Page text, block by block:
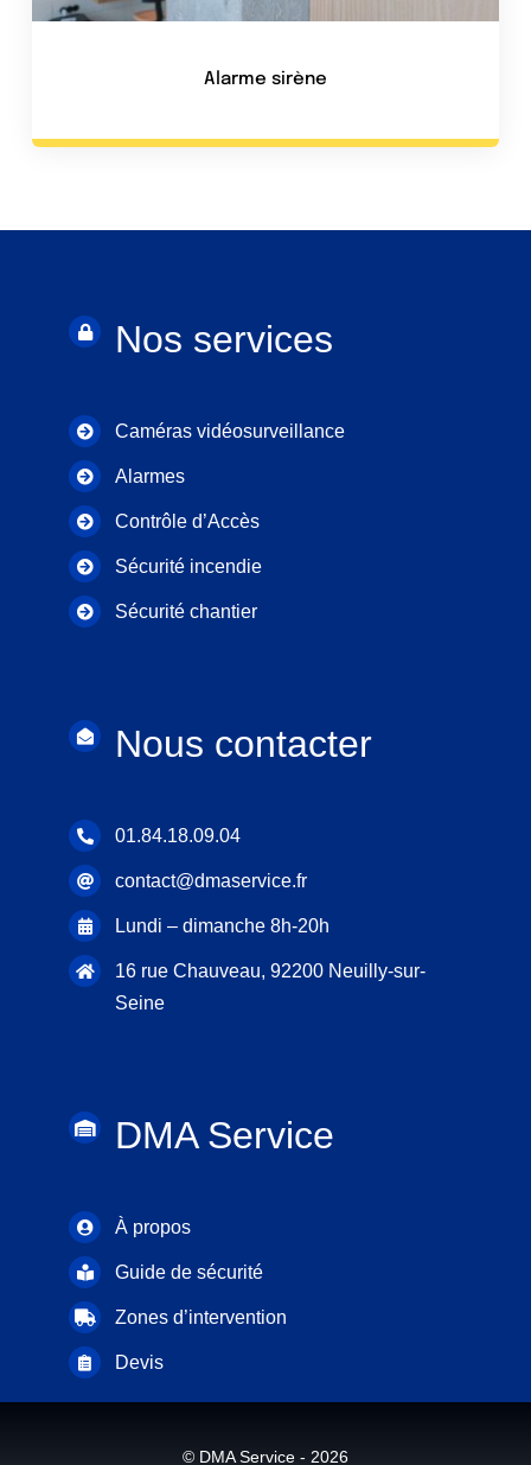
Alarme sirène
Nos services
Caméras vidéosurveillance
Alarmes
Contrôle d’Accès
Sécurité incendie
Sécurité chantier
Nous contacter
01.84.18.09.04
contact@dmaservice.fr
Lundi – dimanche 8h-20h
16 rue Chauveau, 92200 Neuilly-sur-
Seine
DMA Service
À propos
Guide de sécurité
Zones d’intervention
Devis
© DMA Service - 2026